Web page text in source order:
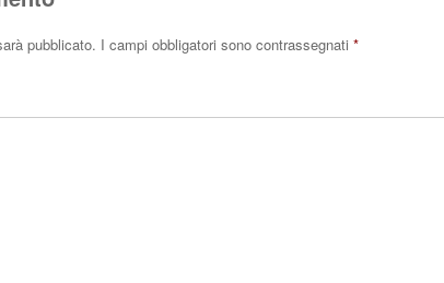
pubblicato. I campi obbligatori sono contrassegnati *